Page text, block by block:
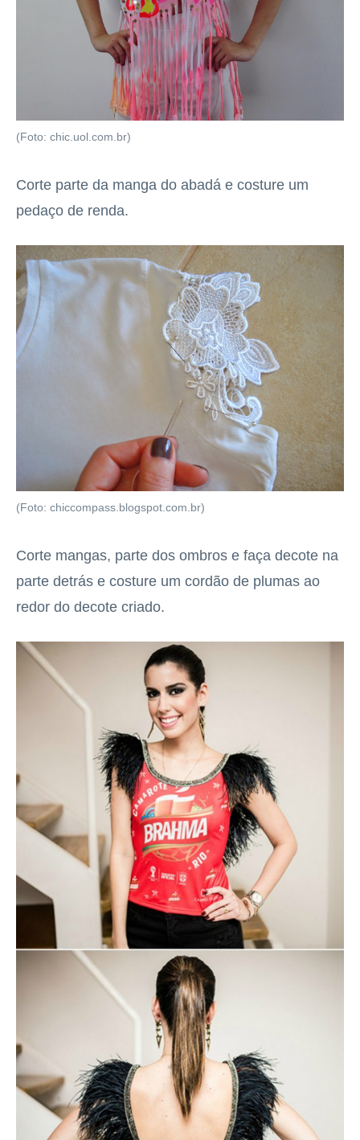
(Foto: chic.uol.com.br)
Corte parte da manga do abadá e costure um
pedaço de renda.
(Foto: chiccompass.blogspot.com.br)
Corte mangas, parte dos ombros e faça decote na
parte detrás e costure um cordão de plumas ao
redor do decote criado.